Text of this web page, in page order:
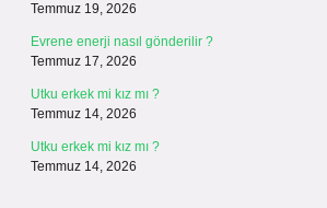
Temmuz 19, 2026
Evrene enerji nasıl gönderilir ?
Temmuz 17, 2026
Utku erkek mi kız mı ?
Temmuz 14, 2026
Utku erkek mi kız mı ?
Temmuz 14, 2026